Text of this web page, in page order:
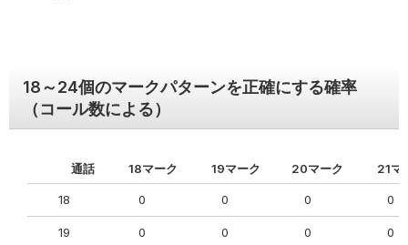
18～24個のマークパターンを正確にする確率
（コール数による）
通話 18マーク 19マーク 20マーク 21マ
18 0 0 0 0
19 0 0 0 0